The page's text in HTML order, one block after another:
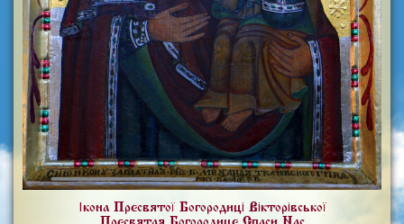
Ікона Пресвятої Богородиці Вікторівської